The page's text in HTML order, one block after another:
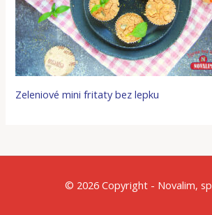
Zeleniové mini fritaty bez lepku
© 2026 Copyright - Novalim,